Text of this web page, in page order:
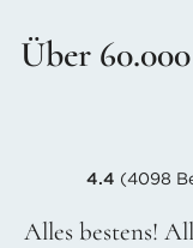
Über
4.4 (4098
Alles bestens!